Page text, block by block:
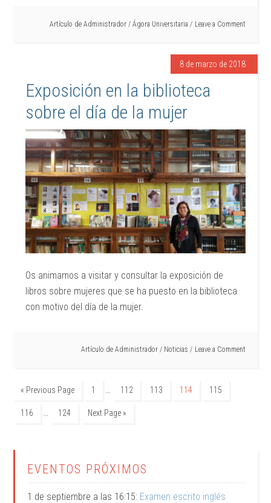
Artículo de Administrador / Ágora Universitaria Leave a Comment
8 de marzo de 2018
Exposición en la biblioteca
sobre el día de la mujer
Os animamos a visitar y consultar la exposición de
libros sobre mujeres que se ha puesto en la biblioteca
con motivo del día de la mujer.
Artículo de Administrador / Noticias Leave a Comment
« Previous Page 1 112 113 114 115
116 124 Next Page »
EVENTOS PRÓXIMOS
1 de septiembre a las 16:15: Examen escrito inglés